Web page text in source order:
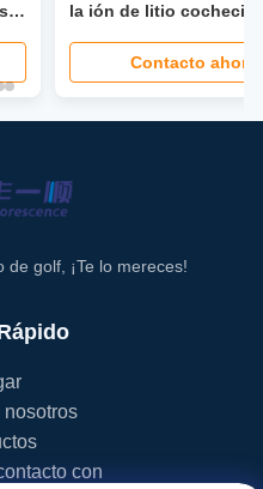
la ión de litio
personalizadoContacto ahora
golf, ¡Te lo mereces!
con